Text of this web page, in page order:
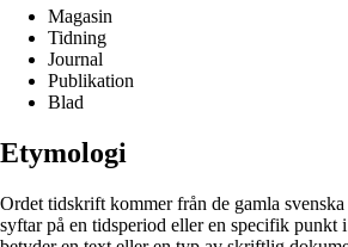
Magasin
Tidning
Journal
Publikation
Blad
Etymologi
Ordet tidskrift kommer från de gamla
syftar på en tidsperiod eller en specifik punkt